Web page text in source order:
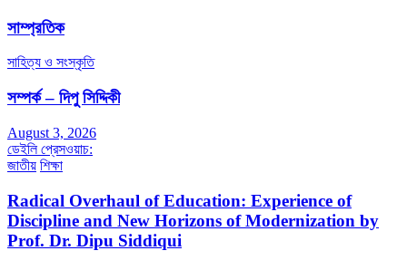
সাম্প্রতিক
সাহিত্য ও সংস্কৃতি
সম্পর্ক – দিপু সিদ্দিকী
August 3, 2026
ডেইলি প্রেসওয়াচ:
জাতীয় শিক্ষা
Radical Overhaul of Education: Experience of
Discipline and New Horizons of Modernization by
Prof. Dr. Dipu Siddiqui